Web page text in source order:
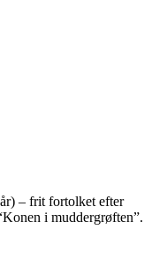
– frit fortolket efter
i muddergrøften”.